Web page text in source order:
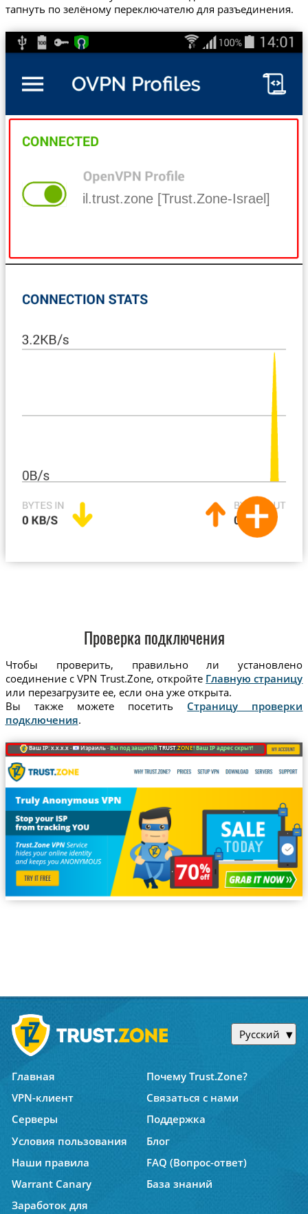
тапнуть по зелёному переключателю для разъединения.
il.trust.zone [Trust.Zone-Israel]
Проверка подключения
Чтобы проверить, правильно ли установлено
соединение с VPN Trust.Zone, откройте Главную страницу
или перезагрузите ее, если она уже открыта.
Вы также можете посетить Страницу проверки
подключения.
Ваш IP: x.x.x.x · Израиль ·Вы под защитойTRUST.ZONE! Ваш IP адрес скрыт!
Русский
Главная
Почему Trust.Zone?
VPN-клиент
Связаться с нами
Серверы
Поддержка
Условия пользования
Блог
Наши правила
FAQ (Вопрос-ответ)
Warrant Canary
База знаний
Заработок для